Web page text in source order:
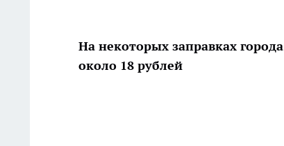
На некоторых заправках
около 18 рублей